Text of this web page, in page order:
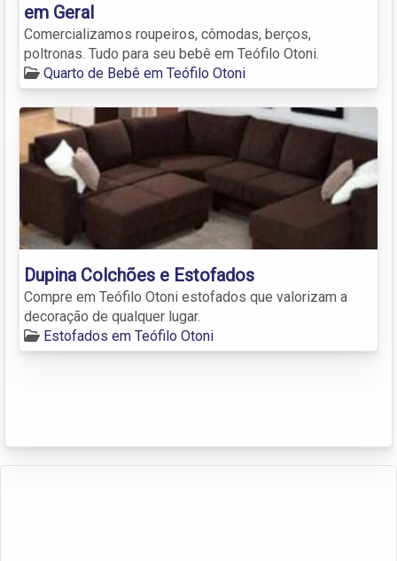
em Geral
Comercializamos roupeiros, cômodas, berços,
poltronas. Tudo para seu bebê em Teófilo Otoni.
Quarto de Bebê em Teófilo Otoni
Dupina Colchões e Estofados
Compre em Teófilo Otoni estofados que valorizam a
decoração de qualquer lugar.
Estofados em Teófilo Otoni